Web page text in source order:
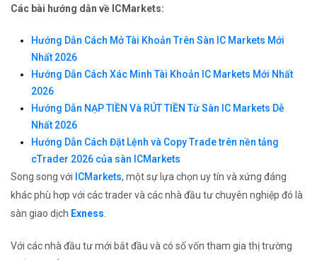
Các bài hướng dẫn về ICMarkets:
Hướng Dẫn Cách Mở Tài Khoản Trên Sàn IC Markets Mới
Nhất 2026
Hướng Dẫn Cách Xác Minh Tài Khoản IC Markets Mới Nhất
2026
Hướng Dẫn NẠP TIỀN Và RÚT TIỀN Từ Sàn IC Markets Dễ
Nhất 2026
Hướng Dẫn Cách Đặt Lệnh và Copy Trade trên nền tảng
cTrader 2026 của sàn ICMarkets
Song song với ICMarkets, một sự lựa chọn uy tín và xứng đáng
khác phù hợp với các trader và các nhà đầu tư chuyên nghiệp đó là
sàn giao dịch Exness
Với các nhà đầu tư mới bắt đầu và có số vốn tham gia thị trường